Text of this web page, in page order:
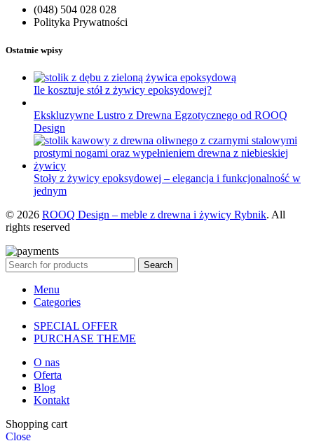
(048) 504 028 028
Polityka Prywatności
Ostatnie wpisy
Ile kosztuje stół z żywicy epoksydowej?
Ekskluzywne Lustro z Drewna Egzotycznego od ROOQ
Design
Stoły z żywicy epoksydowej – elegancja i funkcjonalność w
jednym
© 2026 ROOQ Design – meble z drewna i żywicy Rybnik. All
rights reserved
Search
Menu
Categories
SPECIAL OFFER
PURCHASE THEME
O nas
Oferta
Blog
Kontakt
Shopping cart
Close